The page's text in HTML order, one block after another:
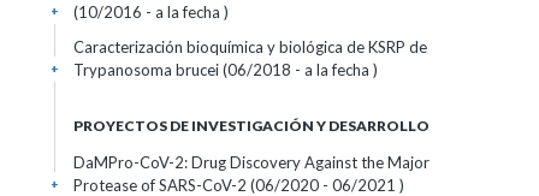
(10/2016 - a la fecha )
+
Caracterización bioquímica y biológica de KSRP de
Trypanosoma brucei (06/2018 - a la fecha )
+
PROYECTOS DE INVESTIGACIÓN Y DESARROLLO
DaMPro-CoV-2: Drug Discovery Against the Major
Protease of SARS-CoV-2 (06/2020 - 06/2021 )
+